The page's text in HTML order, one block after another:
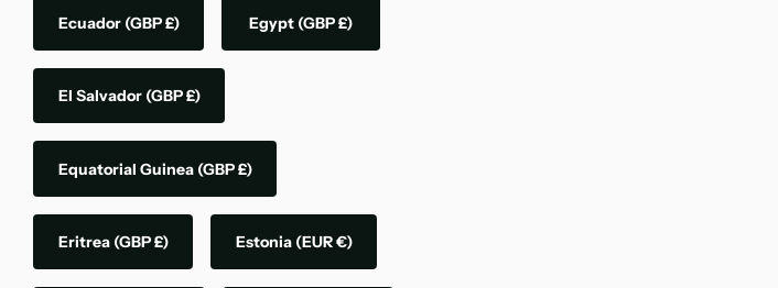
Ecuador (GBP £) Egypt (GBP £)
El Salvador (GBP £)
Equatorial Guinea (GBP £)
Eritrea (GBP £) Estonia (EUR €)